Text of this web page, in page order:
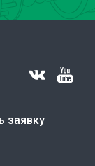
заявку